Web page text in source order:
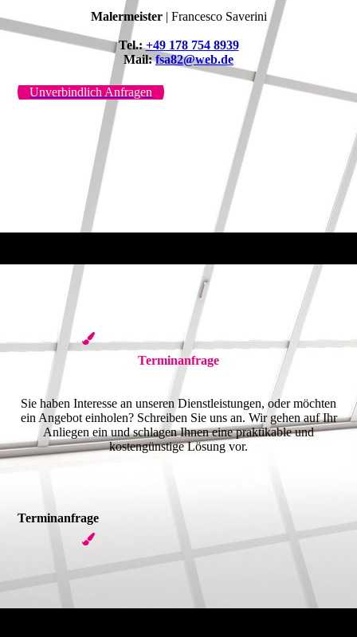
Malermeister| Francesco Saverini
Tel.:+49 178 754 8939
Mail:fsa82@web.de
Unverbindlich Anfragen
Terminanfrage
Sie haben Interesse an unseren Dienstleistungen, oder möchten
ein Angebot einholen? Schreiben Sie uns an. Wir gehen auf Ihr
Anliegen ein und schlagen Ihnen eine praktikable und
kostengünstige Lösung vor.
Terminanfrage